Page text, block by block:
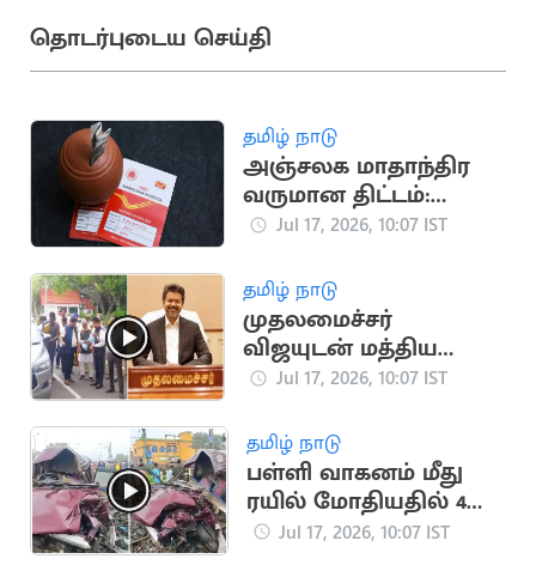
தொடர்புடைய செய்தி
தமிழ் நாடு
அஞ்சலக மாதாந்திர
வருமான திட்டம்:
வங்கி கணக்கில்
Jul 17, 2026, 10:07 IST
தமிழ் நாடு
முதலமைச்சர்
விஜயுடன் மத்திய
இணையமைச்சர்
சந்திப்பு
Jul 17, 2026, 10:07 IST
தமிழ் நாடு
பள்ளி வாகனம் மீது
ரயில் மோதியதில் 4
குழந்தைகள் பலி
Jul 17, 2026, 10:07 IST